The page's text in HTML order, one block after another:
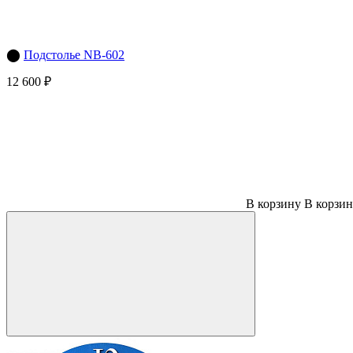
⬤ Подстолье NB-602
12 600 ₽
В корзину В